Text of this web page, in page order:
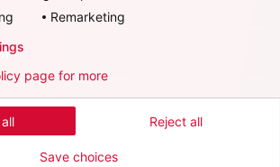
приложение
Remarketing
Reject all
page for more
Save choices